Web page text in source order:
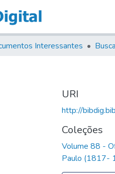
Interessantes
URI
http://
Coleções
Volume 88 -
Paulo (1817-